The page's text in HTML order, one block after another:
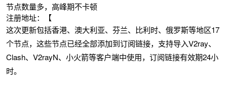
节点数量多，高峰期不卡顿
注册地址：【
这次更新包括香港、澳大利亚、芬兰、比利时、俄罗斯等地区17
个节点，这些节点已经全部添加到订阅链接，支持导入V2ray、
Clash、V2rayN、小火箭等客户端中使用，订阅链接有效期24小
时。